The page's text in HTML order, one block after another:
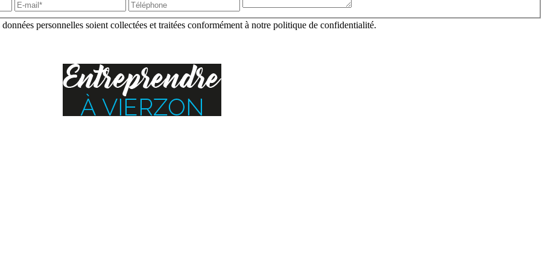
données personnelles soient collectées et traitées conformément à notre politique de confidentialité.